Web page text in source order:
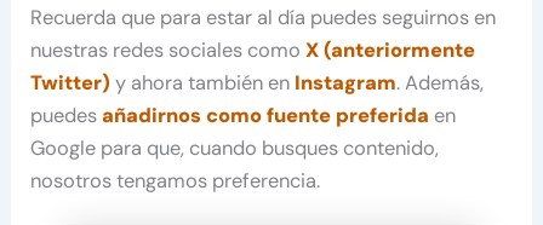
Recuerda que para estar al día puedes seguirnos en
nuestras redes sociales comoX (anteriormente
Twitter) y ahora también en Instagram. Además,
puedesañadirnos como fuente preferida en
Google para que, cuando busques contenido,
nosotros tengamos preferencia.